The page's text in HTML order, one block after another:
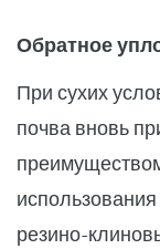
Обратное
При сухих
почва вновь
использования
резино-